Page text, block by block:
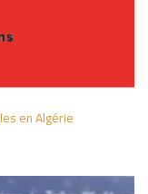
en Algérie